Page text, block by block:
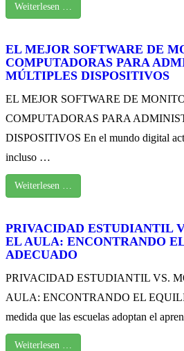
Weiterlesen …
EL MEJOR SOFTWARE DE
COMPUTADORAS PARA
MÚLTIPLES DISPOSITIVOS
EL MEJOR SOFTWARE DE
COMPUTADORAS PARA
DISPOSITIVOS En el mundo digital
incluso …
Weiterlesen …
PRIVACIDAD ESTUDIANTIL
EL AULA: ENCONTRANDO
ADECUADO
PRIVACIDAD ESTUDIANTIL VS.
AULA: ENCONTRANDO EL
medida que las escuelas adoptan el
Weiterlesen …